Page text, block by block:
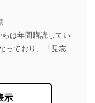
し、個人情報保
・アクセス・利
は年間購読してい
っており、「見忘
示